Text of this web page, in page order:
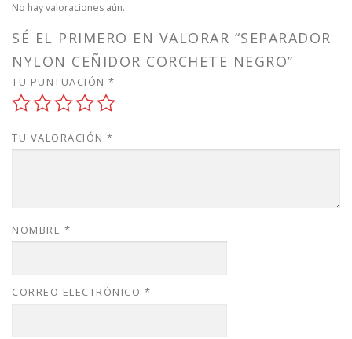
No hay valoraciones aún.
SÉ EL PRIMERO EN VALORAR “SEPARADOR
NYLON CEÑIDOR CORCHETE NEGRO”
TU PUNTUACIÓN *
TU VALORACIÓN *
NOMBRE *
CORREO ELECTRÓNICO *